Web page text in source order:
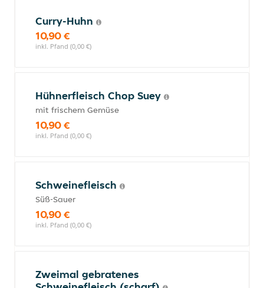
Curry-Huhn
10,90 €
inkl. Pfand (0,00 €)
Hühnerfleisch Chop Suey
mit frischem Gemüse
10,90 €
inkl. Pfand (0,00 €)
Schweinefleisch
Süß-Sauer
10,90 €
inkl. Pfand (0,00 €)
Zweimal gebratenes